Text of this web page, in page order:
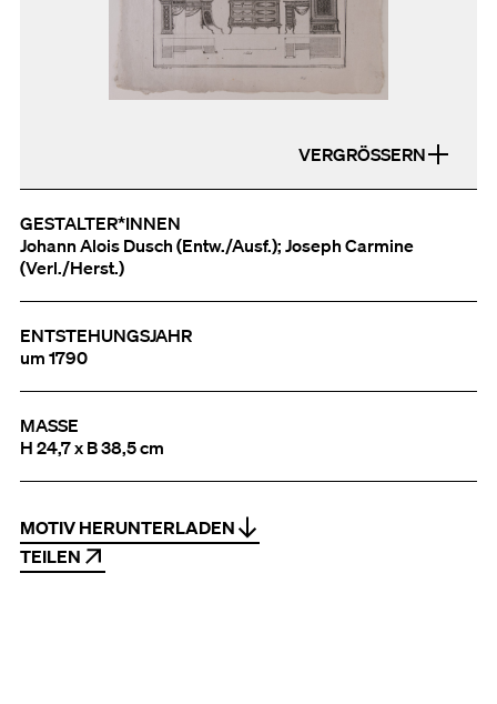
VERGRÖSSERN
GESTALTER*INNEN
Johann Alois Dusch (Entw./Ausf.); Joseph Carmine
(Verl./Herst.)
ENTSTEHUNGSJAHR
um 1790
MASSE
H 24,7 x B 38,5 cm
MOTIV HERUNTERLADEN
TEILEN